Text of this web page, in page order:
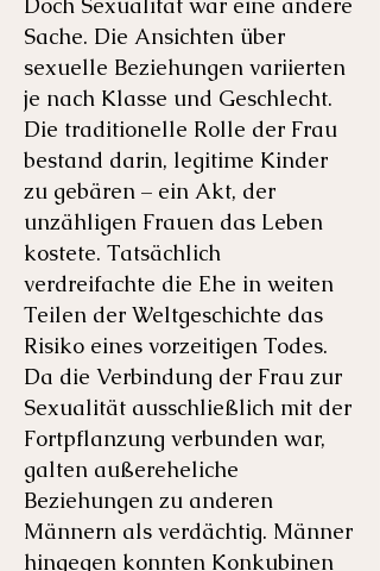
Sache. Die Ansichten über
sexuelle Beziehungen variierten
je nach Klasse und Geschlecht.
Die traditionelle Rolle der Frau
bestand darin, legitime Kinder
zu gebären – ein Akt, der
unzähligen Frauen das Leben
kostete. Tatsächlich
verdreifachte die Ehe in weiten
Teilen der Weltgeschichte das
Risiko eines vorzeitigen Todes.
Da die Verbindung der Frau zur
Sexualität ausschließlich mit der
Fortpflanzung verbunden war,
galten außereheliche
Beziehungen zu anderen
Männern als verdächtig. Männer
hingegen konnten Konkubinen